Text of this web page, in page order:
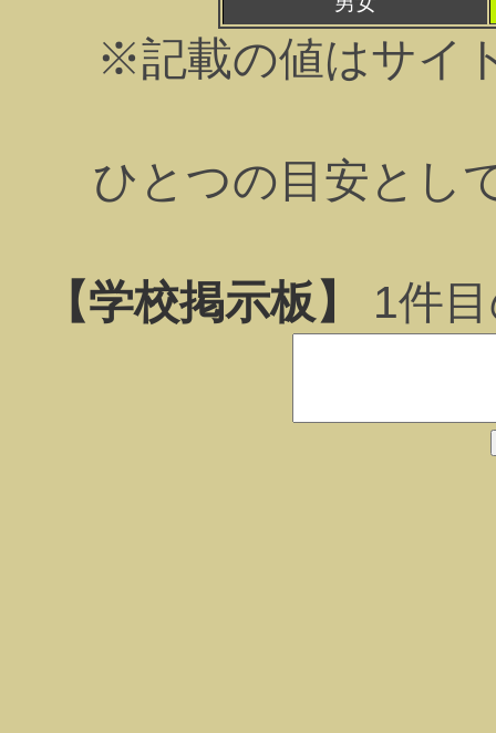
※記載の値はサイ
ひとつの目安とし
【学校掲示板】 1件